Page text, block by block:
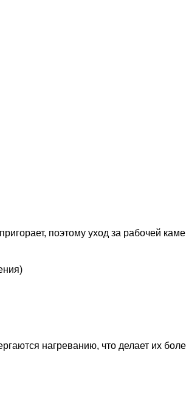
поэтому уход за рабочей
нагреванию, что делает их